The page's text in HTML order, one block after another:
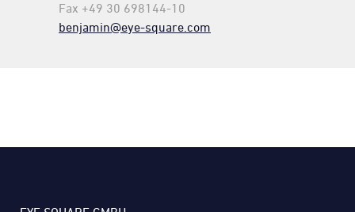
Fax +49 30 698144-10
benjamin@eye-square.com